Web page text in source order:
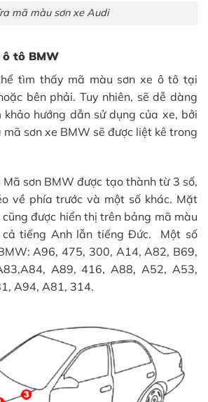
mã màu sơn xe Audi
ô tô BMW
tìm thấy mã màu sơn xe ô tô tại
bên phải. Tuy nhiên, sẽ dễ dàng
khảo hướng dẫn sử dụng của xe, bởi
sơn xe BMW sẽ được liệt kê trong
sơn BMW được tạo thành từ 3 số,
về phía trước và một số khác. Mặt
được hiển thị trên bảng mã màu
tiếng Anh lẫn tiếng Đức. Một số
A96, 475, 300, A14, A82, B69,
A89, 416, A88, A52, A53,
A94, A81, 314.